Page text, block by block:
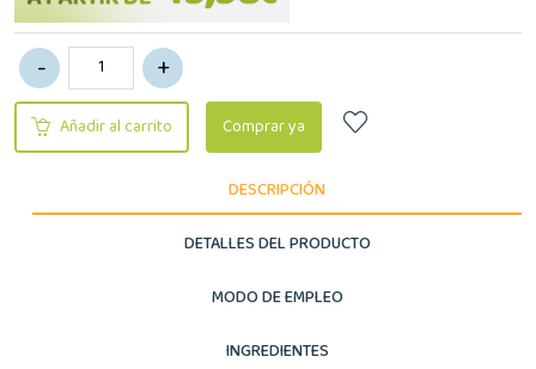
Añadir al carrito Comprar ya
DESCRIPCIÓN
DETALLES DEL PRODUCTO
MODO DE EMPLEO
INGREDIENTES